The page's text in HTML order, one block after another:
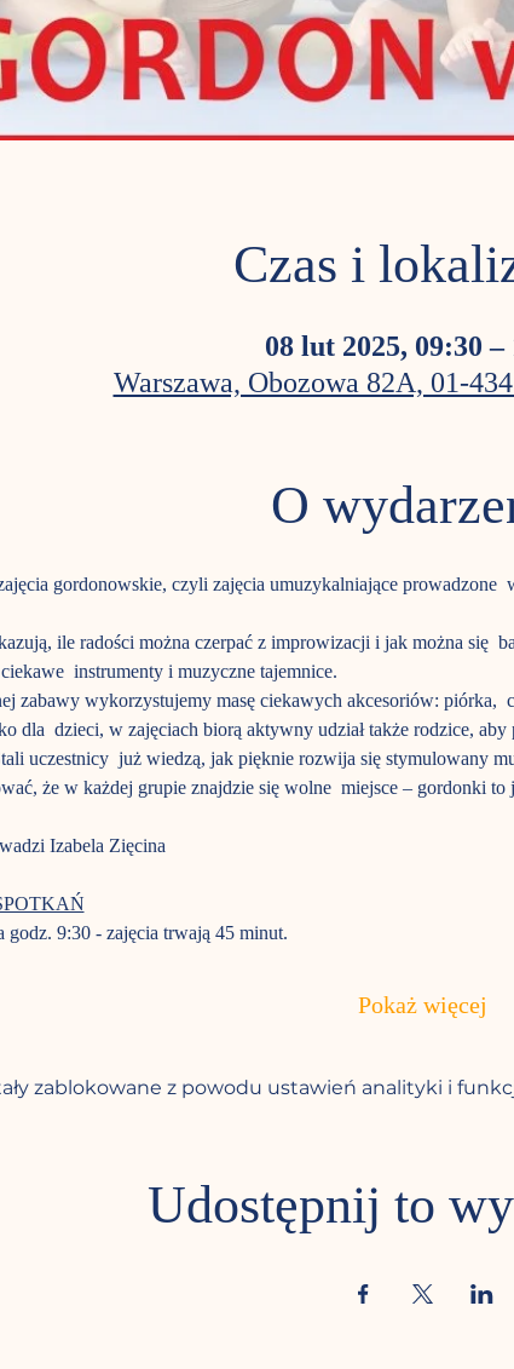
Czas i
08 lut 2025, 09:30
Warszawa, Obozowa 82A, 01-
O
gordonowskie, czyli zajęcia umuzykalniające prowadzone
ile radości można czerpać z improwizacji i jak można się
instrumenty i muzyczne tajemnice.
zabawy wykorzystujemy masę ciekawych akcesoriów: piórka,
dla  dzieci, w zajęciach biorą aktywny udział także rodzice,
uczestnicy  już wiedzą, jak pięknie rozwija się stymulowany
że w każdej grupie znajdzie się wolne  miejsce – gordonki
Izabela Zięcina
godz. 9:30 - zajęcia trwają 45 minut.
Pokaż więcej
zablokowane z powodu ustawień analityki i
Udostępnij to